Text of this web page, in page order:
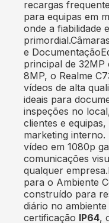
recargas
para equipas em
onde a fiabilidade
e
principal de
8MP, o Realme
vídeos de alta
ideais para
inspeções no
clientes e
marketing interno.
vídeo em 1080p
comunicações
qualquer
para o Ambiente
construído para
diário no
certificação IP64,